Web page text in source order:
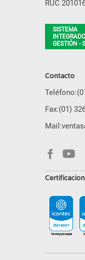
RUC
SISTEMA
GESTIÓN -
Contacto
Teléfono:
Fax:(01)
Mail: